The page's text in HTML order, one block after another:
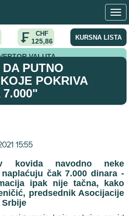
CHF
125,86 KURSNA LISTA
VALUTA
je da putno osiguranje koje pokriva covid
PUTNO
POKRIVA
7.000"
15:55
kovida navodno neke
čak 7.000 dinara -
ipak nije tačna, kako
predsednik Asocijacije